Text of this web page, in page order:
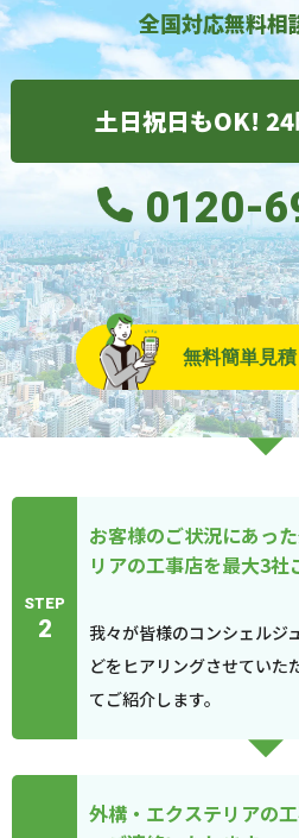
全国対応無料相
土日祝日もOK!
0120-
無料簡単見
STEP
2
お客様のご状況にあっ
リアの工事店を最大3社
我々が皆様のコンシェルジ
どをヒアリングさせていた
てご紹介します。
外構・エクステリアの